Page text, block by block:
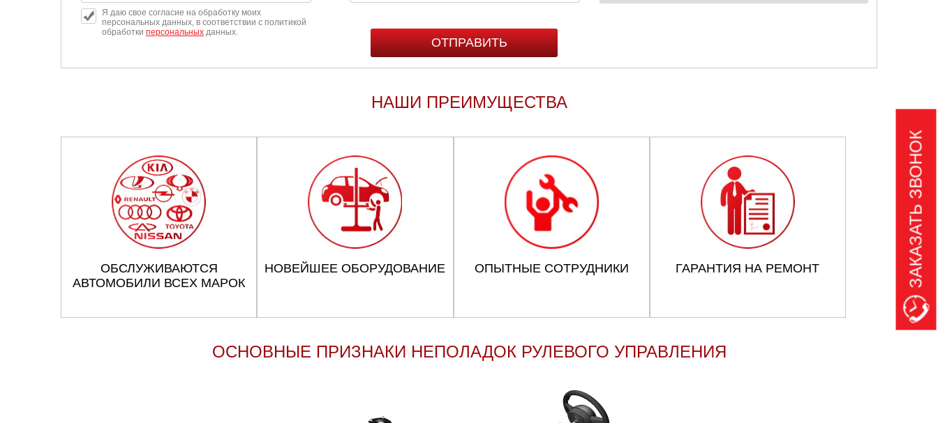
Я даю свое согласие на обработку моих
персональных данных, в соответствии с политикой
обработки персональных данных.
НАШИ ПРЕИМУЩЕСТВА
ОБСЛУЖИВАЮТСЯ
АВТОМОБИЛИ ВСЕХ МАРОК
НОВЕЙШЕЕ ОБОРУДОВАНИЕ ОПЫТНЫЕ СОТРУДНИКИ ГАРАНТИЯ НА РЕМОНТ
ОСНОВНЫЕ ПРИЗНАКИ НЕПОЛАДОК РУЛЕВОГО УПРАВЛЕНИЯ
ЗАКАЗАТЬ ЗВОНОК